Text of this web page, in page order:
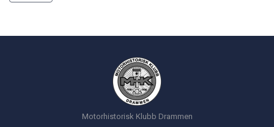
Motorhistorisk Klubb Drammen